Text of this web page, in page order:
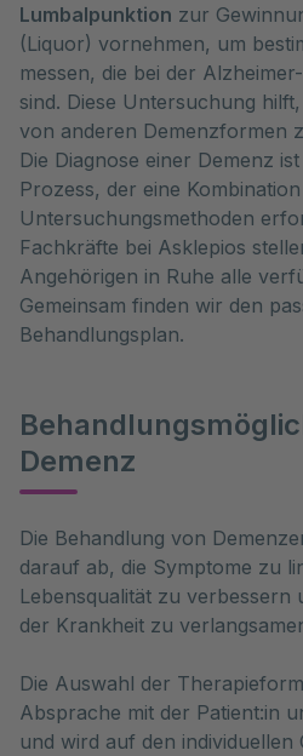
Lumbalpunktion zur
(Liquor) vornehmen, um
messen, die bei der
sind. Diese Untersuchung
von anderen Demenzformen
Die Diagnose einer Demenz
Prozess, der eine
Untersuchungsmethoden
Fachkräfte bei Asklepios
Angehörigen in Ruhe alle
Gemeinsam finden wir den
Behandlungsplan.
Demenz
Die Behandlung von
darauf ab, die Symptome zu
Lebensqualität zu verbessern
der Krankheit zu
Die Auswahl der
Absprache mit der Patient:in
und wird auf den individuellen